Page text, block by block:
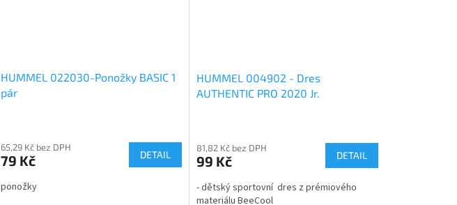
HUMMEL 022030-Ponožky BASIC 1
pár
65,29 Kč bez DPH
79 Kč DETAIL
ponožky
HUMMEL 004902 - Dres
AUTHENTIC PRO 2020 Jr.
81,82 Kč bez DPH
99 Kč DETAIL
- dětský sportovní dres z prémiového
materiálu BeeCool